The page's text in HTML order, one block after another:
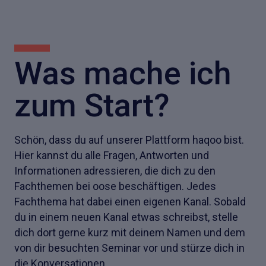
Was mache ich
zum Start?
Schön, dass du auf unserer Plattform haqoo bist.
Hier kannst du alle Fragen, Antworten und
Informationen adressieren, die dich zu den
Fachthemen bei oose beschäftigen. Jedes
Fachthema hat dabei einen eigenen Kanal. Sobald
du in einem neuen Kanal etwas schreibst, stelle
dich dort gerne kurz mit deinem Namen und dem
von dir besuchten Seminar vor und stürze dich in
die Konversationen.